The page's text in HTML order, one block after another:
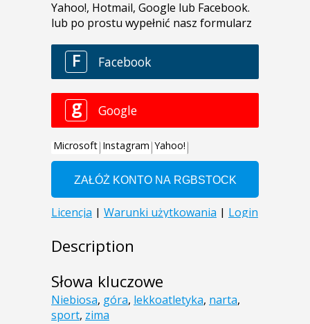
Description
Słowa kluczowe
Niebiosa, góra, lekkoatletyka, narta,
sport, zima